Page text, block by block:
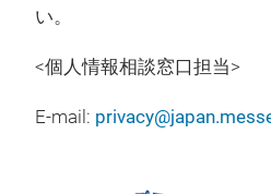
い。
<個人情報相談窓口担当>
E-mail: